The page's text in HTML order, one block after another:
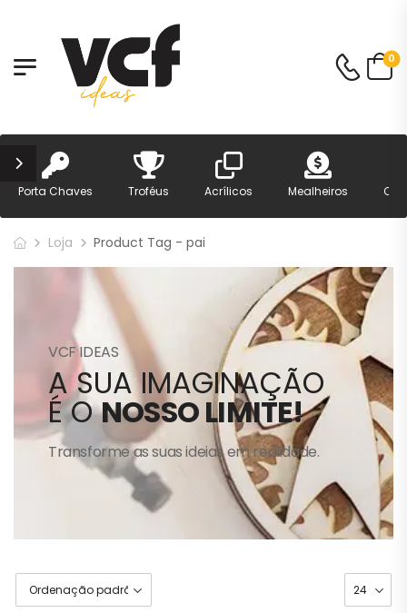
0
Porta Chaves Troféus Acrílicos Mealheiros
Loja Product Tag - pai
VCF IDEAS
A SUA IMAGINAÇÃO
É ONOSSO LIMITE!
Transforme as suas ideias em realidade.